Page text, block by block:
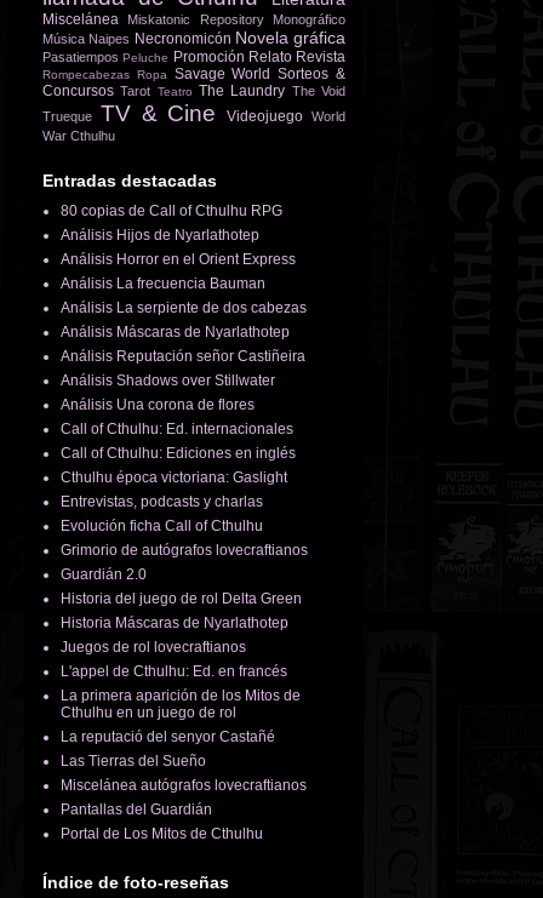
Miscelánea Miskatonic Repository
Monográfico
Música Naipes Necronomicón Novela gráfica
Pasatiempos Peluche Promoción Relato Revista
Rompecabezas Ropa Savage World Sorteos &
Concursos Tarot Teatro The Laundry The Void
Trueque TV & Cine Videojuego World
War Cthulhu
Entradas destacadas
80 copias de Call of Cthulhu RPG
Análisis Hijos de Nyarlathotep
Análisis Horror en el Orient Express
Análisis La frecuencia Bauman
Análisis La serpiente de dos cabezas
Análisis Máscaras de Nyarlathotep
Análisis Reputación señor Castiñeira
Análisis Shadows over Stillwater
Análisis Una corona de flores
Call of Cthulhu: Ed. internacionales
Call of Cthulhu: Ediciones en inglés
Cthulhu época victoriana: Gaslight
Entrevistas, podcasts y charlas
Evolución ficha Call of Cthulhu
Grimorio de autógrafos lovecraftianos
Guardián 2.0
Historia del juego de rol Delta Green
Historia Máscaras de Nyarlathotep
Juegos de rol lovecraftianos
L'appel de Cthulhu: Ed. en francés
La primera aparición de los Mitos de
Cthulhu en un juego de rol
La reputació del senyor Castañé
Las Tierras del Sueño
Miscelánea autógrafos lovecraftianos
Pantallas del Guardián
Portal de Los Mitos de Cthulhu
Índice de foto-reseñas